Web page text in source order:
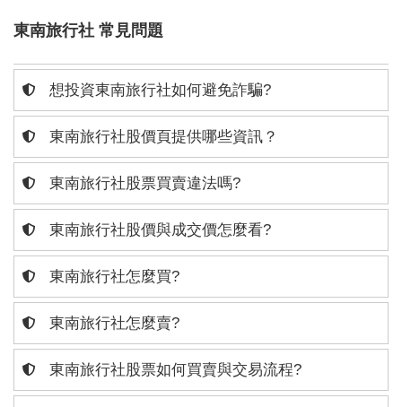
東南旅行社 常見問題
想投資東南旅行社如何避免詐騙?
東南旅行社股價頁提供哪些資訊？
東南旅行社股票買賣違法嗎?
東南旅行社股價與成交價怎麼看?
東南旅行社怎麼買?
東南旅行社怎麼賣?
東南旅行社股票如何買賣與交易流程?